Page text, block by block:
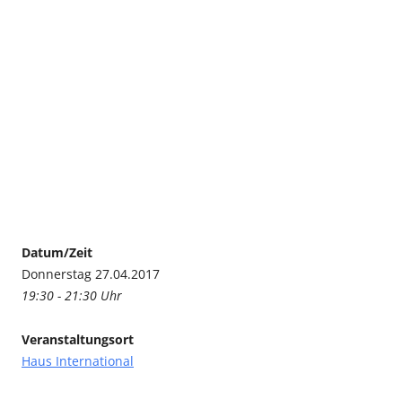
Datum/Zeit
Donnerstag 27.04.2017
19:30 - 21:30 Uhr
Veranstaltungsort
Haus International